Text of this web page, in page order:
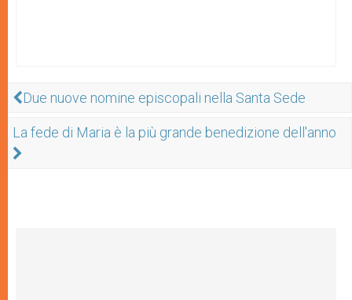
Due nuove nomine episcopali nella Santa Sede
La fede di Maria è la più grande benedizione dell'anno